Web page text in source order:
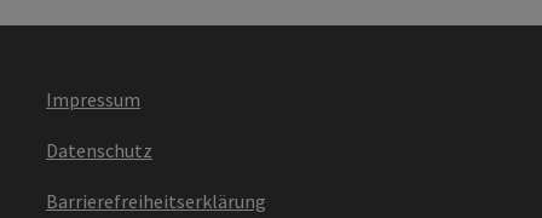
Impressum
Datenschutz
Barrierefreiheitserklärung